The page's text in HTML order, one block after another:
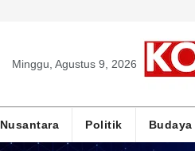
Minggu, Agustus 9, 2026
Nusantara Politik Budaya